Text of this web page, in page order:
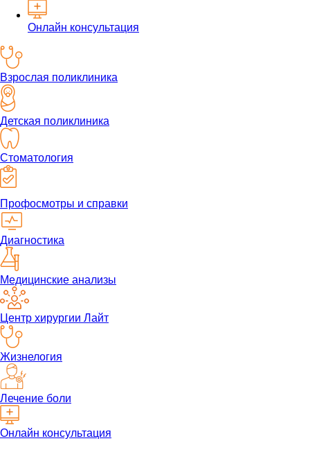
Онлайн консультация
Взрослая поликлиника
Детская поликлиника
Стоматология
Профосмотры и справки
Диагностика
Медицинские анализы
Центр хирургии Лайт
Жизнелогия
Лечение боли
Онлайн консультация